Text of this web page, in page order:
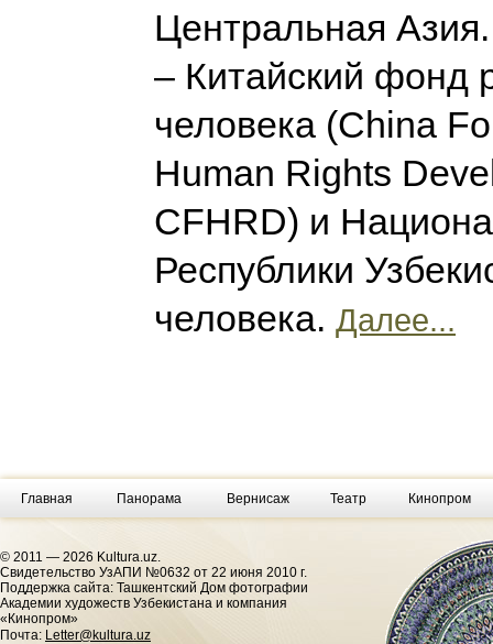
Центральная
– Китайский фонд
человека (China
Human Rights
CFHRD) и
Республики
человека. Далее...
Главная Панорама Вернисаж Театр Кинопром
© 2011 — 2026 Kultura.uz.
Cвидетельство УзАПИ №0632 от 22 июня 2010 г.
Поддержка сайта: Ташкентский Дом фотографии
Академии художеств Узбекистана и компания
«Кинопром»
Почта: Letter@kultura.uz